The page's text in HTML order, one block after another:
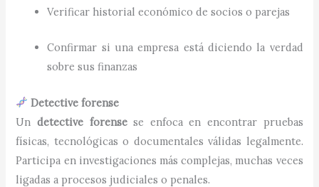
Verificar historial económico de socios o parejas
Confirmar si una empresa está diciendo la verdad
sobre sus finanzas
Detective forense
Undetective forensese enfoca en encontrar pruebas
físicas, tecnológicas o documentales válidas legalmente.
Participa en investigaciones más complejas, muchas veces
ligadas a procesos judiciales o penales.